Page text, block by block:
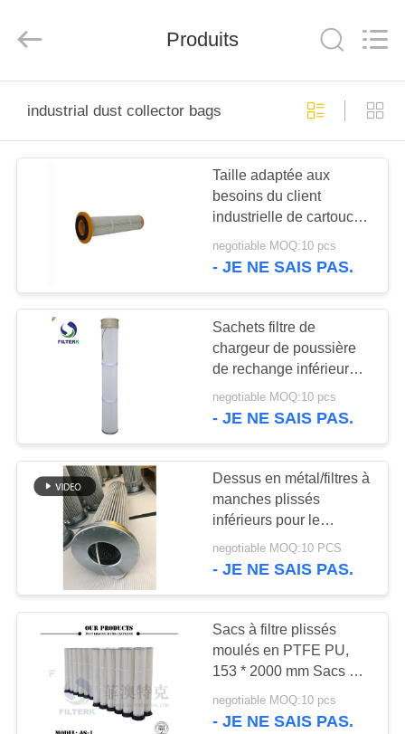
PRODUITS
SPECTACLE
PROPOS
VISITE
DE
L'USINE
CONTRÔLE
QUALITÉ
CONTACTEZ-
NOUS
Equipment
Co.,Ltd.
Reserved.
Produits
industrial dust collector bags
Taille adaptée aux
besoins du client
industrielle de cartouche
filtrante de collecteur de
poussière avec la
negotiable MOQ:10 pcs
- JE NE SAIS PAS.
Sachets filtre de
chargeur de poussière
de rechange inférieure
de collecteur, sacs
industriels plissés de
negotiable MOQ:10 pcs
- JE NE SAIS PAS.
Dessus en métal/filtres à
manches plissés
inférieurs pour le
collecteur de poussière
industriel
negotiable MOQ:10 PCS
- JE NE SAIS PAS.
Sacs à filtre plissés
moulés en PTFE PU,
153 * 2000 mm Sacs à
filtre pour extracteur de
poussière
negotiable MOQ:10 pcs
- JE NE SAIS PAS.